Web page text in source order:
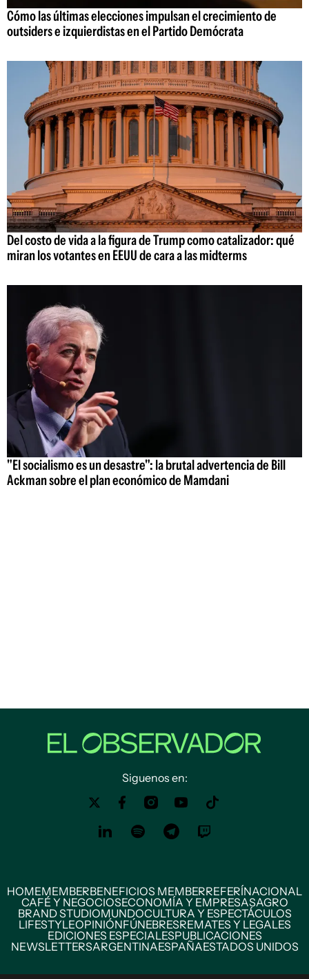
Cómo las últimas elecciones impulsan el crecimiento de
outsiders e izquierdistas en el Partido Demócrata
Del costo de vida a la figura de Trump como catalizador: qué
miran los votantes en EEUU de cara a las midterms
"El socialismo es un desastre": la brutal advertencia de Bill
Ackman sobre el plan económico de Mamdani
Siguenos en:
HOMEMEMBERBENEFICIOS MEMBERREFERÍNACIONAL
CAFÉ Y NEGOCIOSECONOMÍA Y EMPRESASAGRO
BRAND STUDIOMUNDOCULTURA Y ESPECTÁCULOS
LIFESTYLEOPINIÓNFÚNEBRESREMATES Y LEGALES
EDICIONES ESPECIALESPUBLICACIONES
NEWSLETTERSARGENTINAESPAÑAESTADOS UNIDOS